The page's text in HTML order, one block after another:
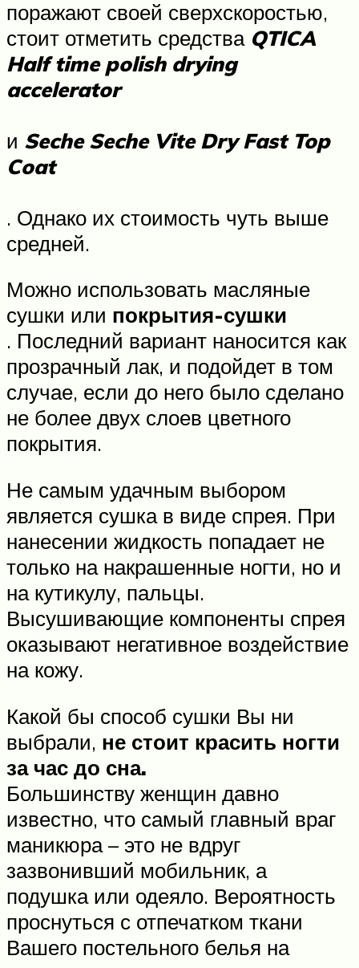
поражают своей сверхскоростью,
стоит отметить средства QTICA
Half time polish drying
accelerator
и Seche Seche Vite Dry Fast Top
Coat
. Однако их стоимость чуть выше
средней.
Можно использовать масляные
сушки или покрытия-сушки
. Последний вариант наносится как
прозрачный лак, и подойдет в том
случае, если до него было сделано
не более двух слоев цветного
покрытия.
Не самым удачным выбором
является сушка в виде спрея. При
нанесении жидкость попадает не
только на накрашенные ногти, но и
на кутикулу, пальцы.
Высушивающие компоненты спрея
оказывают негативное воздействие
на кожу.
Какой бы способ сушки Вы ни
выбрали, не стоит красить ногти
за час до сна.
Большинству женщин давно
известно, что самый главный враг
маникюра – это не вдруг
зазвонивший мобильник, а
подушка или одеяло. Вероятность
проснуться с отпечатком ткани
Вашего постельного белья на